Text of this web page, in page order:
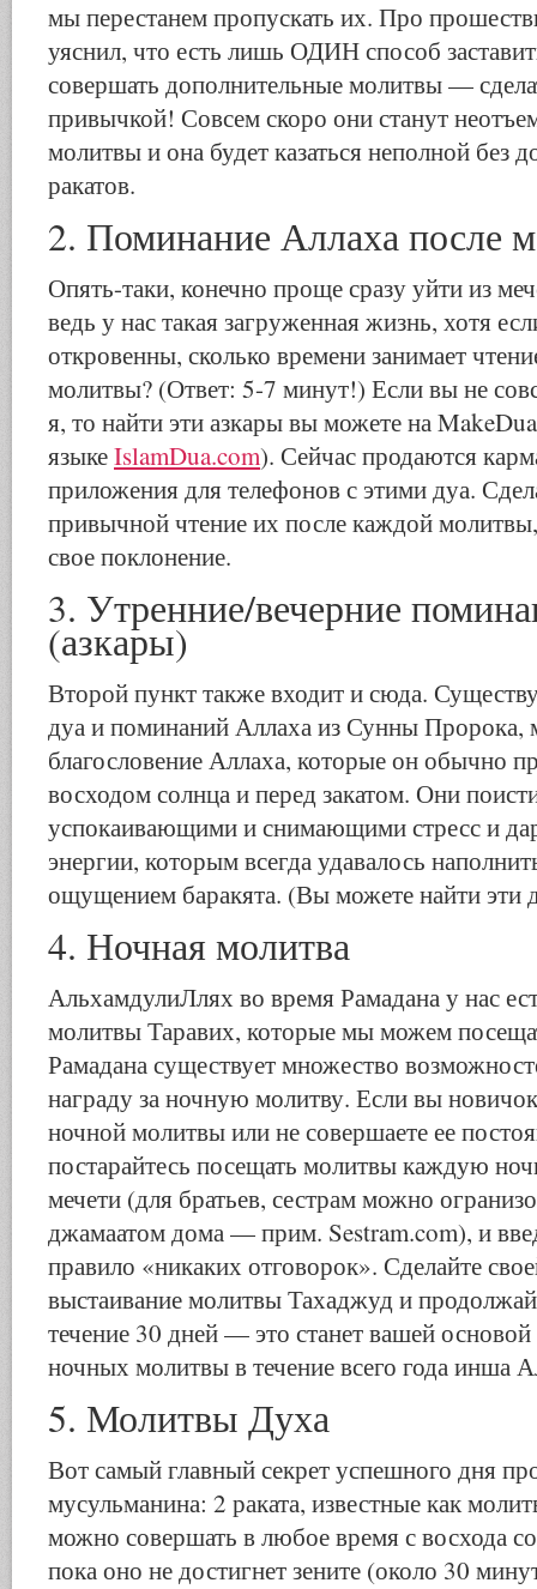
мы перестанем пропускать их. Про
уяснил, что есть лишь ОДИН способ
совершать дополнительные молитвы —
привычкой! Совсем скоро они станут
молитвы и она будет казаться неполной без
ракатов.
2. Поминание Аллаха после
Опять-таки, конечно проще сразу уйти из
ведь у нас такая загруженная жизнь, хотя
откровенны, сколько времени занимает
молитвы? (Ответ: 5-7 минут!) Если вы не
я, то найти эти азкары вы можете на
языкеIslamDua.com). Сейчас продаются
приложения для телефонов с этими дуа.
привычной чтение их после каждой
свое поклонение.
3. Утренние/вечерние
(азкары)
Второй пункт также входит и сюда.
дуа и поминаний Аллаха из Сунны Пророка,
благословение Аллаха, которые он обычно
восходом солнца и перед закатом. Они
успокаивающими и снимающими стресс и
энергии, которым всегда удавалось
ощущением баракята. (Вы можете найти эти
4. Ночная молитва
АльхамдулиЛлях во время Рамадана у нас
молитвы Таравих, которые мы можем
Рамадана существует множество
награду за ночную молитву. Если вы
ночной молитвы или не совершаете ее
постарайтесь посещать молитвы каждую
мечети (для братьев, сестрам можно
джамаатом дома — прим. Sestram.com), и
правило «никаких отговорок». Сделайте
выстаивание молитвы Тахаджуд и
течение 30 дней — это станет вашей
ночных молитвы в течение всего года инша
5. Молитвы Духа
Вот самый главный секрет успешного дня
мусульманина: 2 раката, известные как
можно совершать в любое время с восхода
пока оно не достигнет зените (около 30